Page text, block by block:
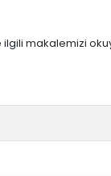
ilgili